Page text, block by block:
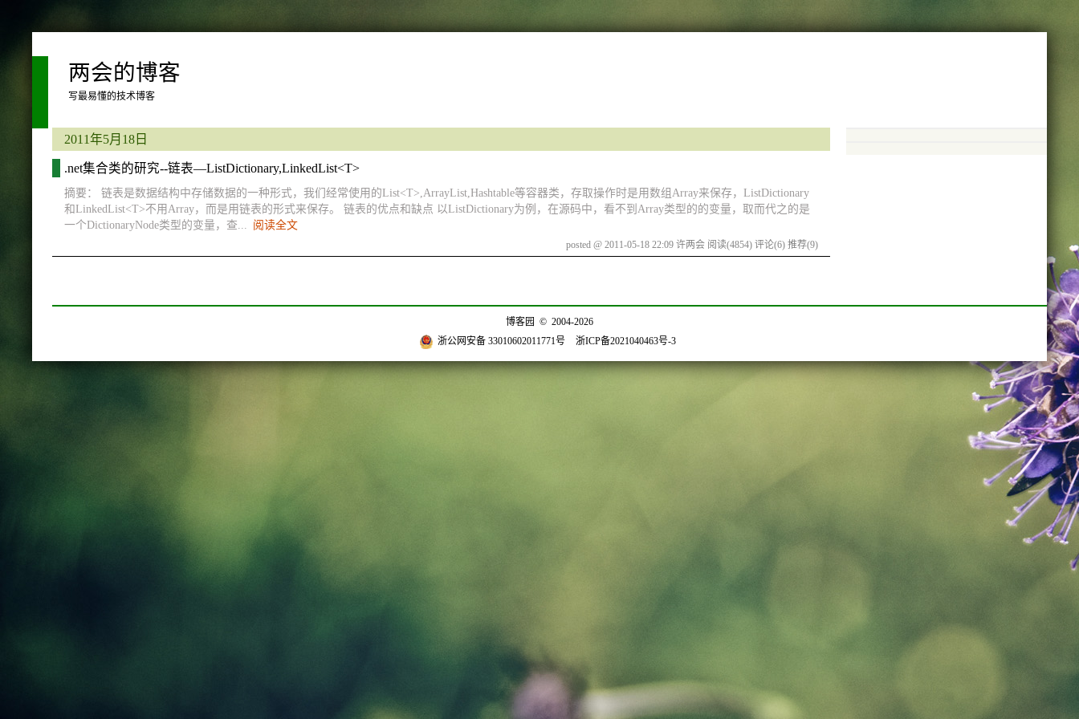
两会的博客
写最易懂的技术博客
2011年5月18日
.net集合类的研究--链表—ListDictionary,LinkedList<T>
摘要： 链表是数据结构中存储数据的一种形式，我们经常使用的List<T>,ArrayList,Hashtable等容器类，存取操作时是用数组Array来保存，ListDictionary
和LinkedList<T>不用Array，而是用链表的形式来保存。 链表的优点和缺点 以ListDictionary为例，在源码中，看不到Array类型的的变量，取而代之的是
一个DictionaryNode类型的变量，查... 阅读全文
posted @ 2011-05-18 22:09 许两会 阅读(4854) 评论(6) 推荐(9)
博客园 © 2004-2026
浙公网安备 33010602011771号
浙ICP备2021040463号-3